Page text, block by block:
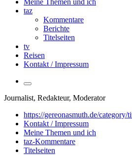
Meine Themen und ich
taz
Kommentare
Berichte
Titelseiten
tv
Reisen
Kontakt / Impressum
Suchfeld
umschalten
Journalist, Redakteur, Moderator
https://gereonasmuth.de/category/
Kontakt / Impressum
Meine Themen und ich
taz-Kommentare
Titelseiten